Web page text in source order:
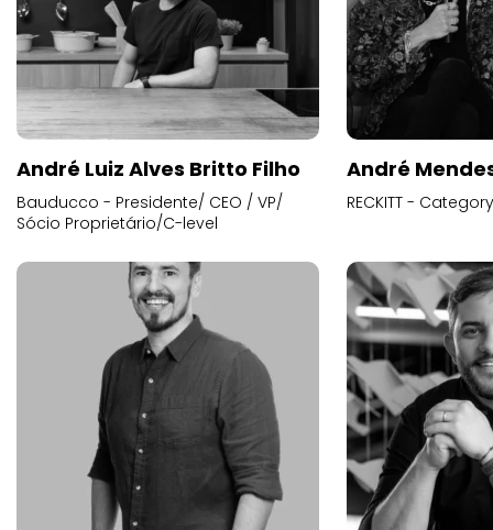
André Luiz Alves Britto Filho
Bauducco - Presidente/ CEO / VP/
Sócio Proprietário/C-level
André
RECKITT -